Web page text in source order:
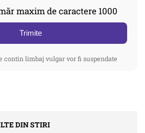
maxim de caractere 1000
Trimite
contin limbaj vulgar vor fi suspendate
DIN STIRI